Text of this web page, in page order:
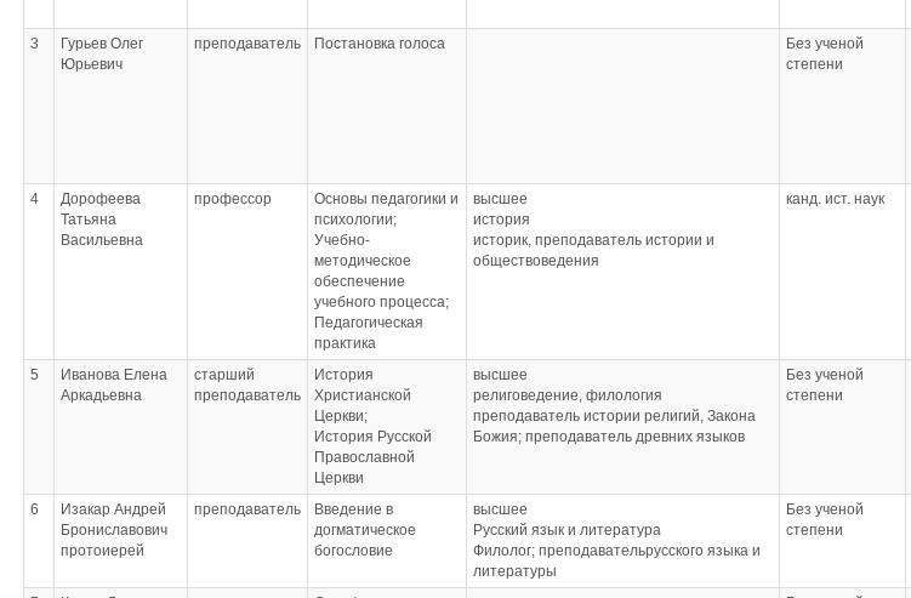
3
Гурьев Олег
Юрьевич
преподаватель Постановка голоса
Без ученой
степени
4
Дорофеева
Татьяна
Васильевна
профессор
Основы педагогики и
психологии;
Учебно-
методическое
обеспечение
учебного процесса;
Педагогическая
практика
высшее
история
историк, преподаватель истории и
обществоведения
канд. ист. наук
5
Иванова Елена
Аркадьевна
старший
преподаватель
История
Христианской
Церкви;
История Русской
Православной
Церкви
высшее
религоведение, филология
преподаватель истории религий, Закона
Божия; преподаватель древних языков
Без ученой
степени
6
Изакар Андрей
Брониславович
протоиерей
преподаватель
Введение в
догматическое
богословие
высшее
Русский язык и литература
Филолог; преподавательрусского языка и
литературы
Без ученой
степени